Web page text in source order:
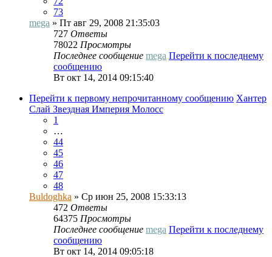
73
mega » Пт авг 29, 2008 21:35:03
727 Ответы
78022 Просмотры
Последнее сообщение mega Перейти к последнему
сообщению
Вт окт 14, 2014 09:15:40
Перейти к первому непрочитанному сообщению Хантер
Слай Звездная Империя Молосс
1
…
44
45
46
47
48
Buldoghka » Ср июн 25, 2008 15:33:13
472 Ответы
64375 Просмотры
Последнее сообщение mega Перейти к последнему
сообщению
Вт окт 14, 2014 09:05:18